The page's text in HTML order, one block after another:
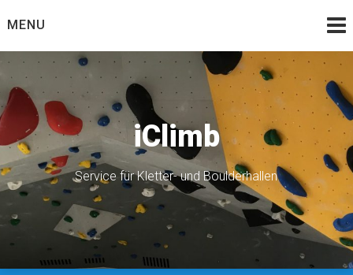
toMENU
iClimb
Service für Kletter- und Boulderhallen